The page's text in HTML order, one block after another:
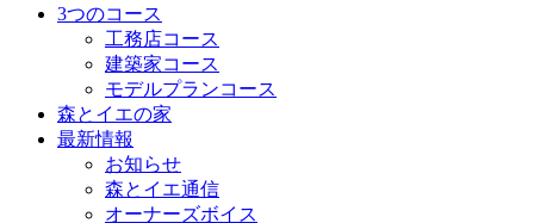
3つのコース
工務店コース
建築家コース
モデルプランコース
森とイエの家
最新情報
お知らせ
森とイエ通信
オーナーズボイス